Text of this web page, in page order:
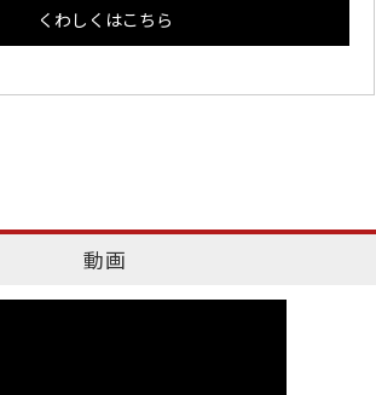
くわしくはこちら
動画